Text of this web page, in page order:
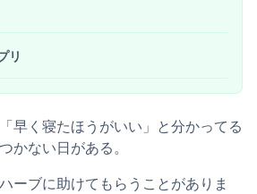
リ
早く寝たほうがいい」と分かってる
かない日がある。
ーブに助けてもらうことがありま